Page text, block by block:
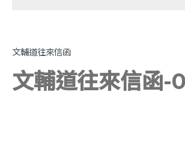
文輔道往來信函
文輔道往來信函-